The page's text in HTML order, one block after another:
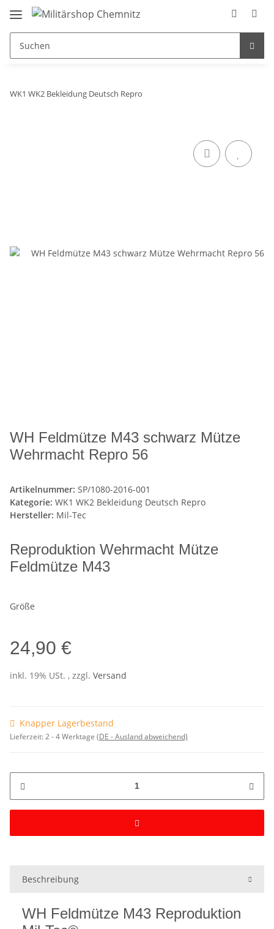
WK1 WK2 Bekleidung Deutsch Repro
WH Feldmütze M43 schwarz Mütze
Wehrmacht Repro 56
Artikelnummer: SP/1080-2016-001
Kategorie: WK1 WK2 Bekleidung Deutsch Repro
Hersteller: Mil-Tec
Reproduktion Wehrmacht Mütze
Feldmütze M43
Größe
24,90 €
inkl. 19% USt. , zzgl. Versand
Knapper Lagerbestand
Lieferzeit:2 - 4 Werktage (DE - Ausland abweichend)
Beschreibung
WH Feldmütze M43 Reproduktion